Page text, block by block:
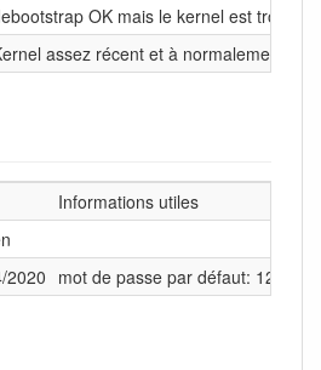
OK mais le kernel est trop
assez récent et à normalement le
Informations utiles
2020 mot de passe par défaut: 1234,